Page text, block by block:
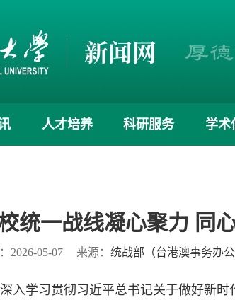
人才培养 科研服务 学术
统一战线凝心聚力 同
2026-05-07 来源：统战部（台港澳事务办公
入学习贯彻习近平总书记关于做好新时